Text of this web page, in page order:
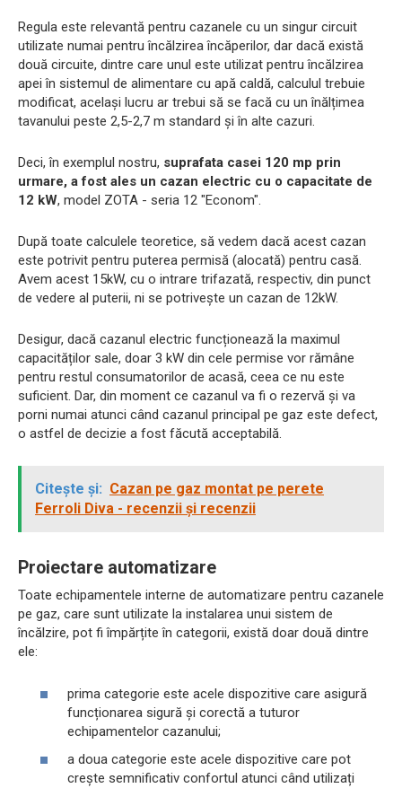
Regula este relevantă pentru cazanele cu un singur circuit
utilizate numai pentru încălzirea încăperilor, dar dacă există
două circuite, dintre care unul este utilizat pentru încălzirea
apei în sistemul de alimentare cu apă caldă, calculul trebuie
modificat, același lucru ar trebui să se facă cu un înălțimea
tavanului peste 2,5-2,7 m standard și în alte cazuri.
Deci, în exemplul nostru, suprafata casei 120 mp prin
urmare, a fost ales un cazan electric cu o capacitate de
12 kW, model ZOTA - seria 12 "Econom".
După toate calculele teoretice, să vedem dacă acest cazan
este potrivit pentru puterea permisă (alocată) pentru casă.
Avem acest 15kW, cu o intrare trifazată, respectiv, din punct
de vedere al puterii, ni se potrivește un cazan de 12kW.
Desigur, dacă cazanul electric funcționează la maximul
capacităților sale, doar 3 kW din cele permise vor rămâne
pentru restul consumatorilor de acasă, ceea ce nu este
suficient. Dar, din moment ce cazanul va fi o rezervă și va
porni numai atunci când cazanul principal pe gaz este defect,
o astfel de decizie a fost făcută acceptabilă.
Citește și: Cazan pe gaz montat pe perete
Ferroli Diva - recenzii și recenzii
Proiectare automatizare
Toate echipamentele interne de automatizare pentru cazanele
pe gaz, care sunt utilizate la instalarea unui sistem de
încălzire, pot fi împărțite în categorii, există doar două dintre
ele:
prima categorie este acele dispozitive care asigură
funcționarea sigură și corectă a tuturor
echipamentelor cazanului;
a doua categorie este acele dispozitive care pot
crește semnificativ confortul atunci când utilizați